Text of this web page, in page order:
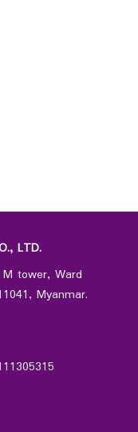
LTD.
tower, Ward
Myanmar.